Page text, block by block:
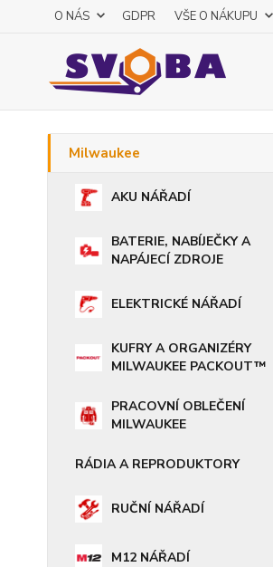
O NÁS GDPR VŠE O NÁKUPU
Milwaukee
AKU NÁŘADÍ
BATERIE, NABÍJEČKY A
NAPÁJECÍ ZDROJE
ELEKTRICKÉ NÁŘADÍ
KUFRY A ORGANIZÉRY
MILWAUKEE PACKOUT™
PRACOVNÍ OBLEČENÍ
MILWAUKEE
RÁDIA A REPRODUKTORY
RUČNÍ NÁŘADÍ
M12 NÁŘADÍ